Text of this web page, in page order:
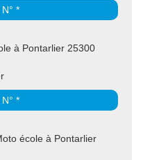
*
à Pontarlier 25300
*
école à Pontarlier